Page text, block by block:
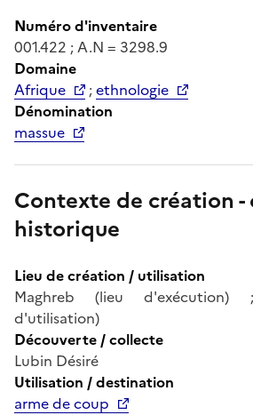
Numéro d'inventaire
001.422 ; A.N = 3298.9
Domaine
Afrique
;ethnologie
Dénomination
massue
Contexte de création
historique
Lieu de création / utilisation
Maghreb (lieu d'exécution)
d'utilisation)
Découverte / collecte
Lubin Désiré
Utilisation / destination
arme de coup